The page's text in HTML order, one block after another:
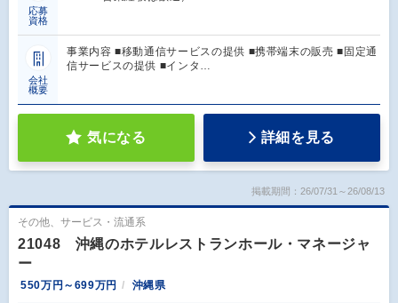
応募
資格
会社
概要
事業内容 ■移動通信サービスの提供 ■携帯端末の販売 ■固定通
信サービスの提供 ■インタ…
気になる 詳細を見る
掲載期間：26/07/31～26/08/13
その他、サービス・流通系
21048 沖縄のホテルレストランホール・マネージャ
ー
550万円～699万円 沖縄県